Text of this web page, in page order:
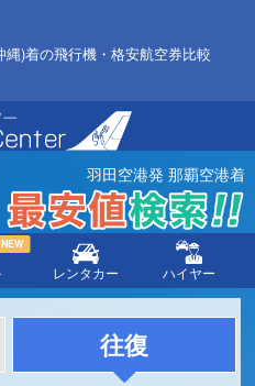
)着の飛行機・格安航空券比較
羽田空港発 那覇空港着
NEW
レンタカー ハイヤー
往復